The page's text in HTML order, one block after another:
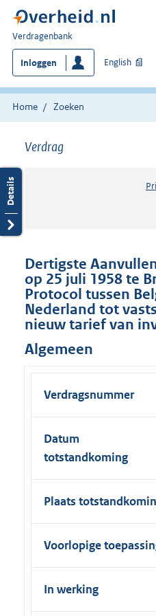
U
bent
hier:
Verdragenbank
Inloggen English
Home Zoeken
Verdrag
Dertigste
op 25 juli 1958 te
Protocol tussen
Nederland tot
nieuw tarief van
Algemeen
Verdragsnummer
Datum
totstandkoming
Plaats
Voorlopige
In werking